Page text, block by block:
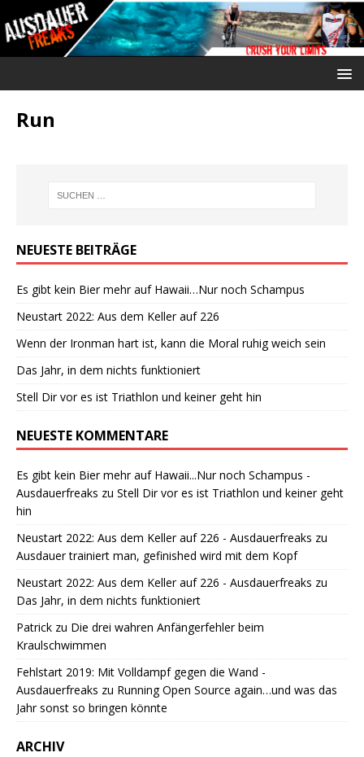
Run
NEUESTE BEITRÄGE
Es gibt kein Bier mehr auf Hawaii…Nur noch Schampus
Neustart 2022: Aus dem Keller auf 226
Wenn der Ironman hart ist, kann die Moral ruhig weich sein
Das Jahr, in dem nichts funktioniert
Stell Dir vor es ist Triathlon und keiner geht hin
NEUESTE KOMMENTARE
Es gibt kein Bier mehr auf Hawaii...Nur noch Schampus -
Ausdauerfreaks zu Stell Dir vor es ist Triathlon und keiner geht
hin
Neustart 2022: Aus dem Keller auf 226 - Ausdauerfreaks zu
Ausdauer trainiert man, gefinished wird mit dem Kopf
Neustart 2022: Aus dem Keller auf 226 - Ausdauerfreaks zu
Das Jahr, in dem nichts funktioniert
Patrick zu Die drei wahren Anfängerfehler beim
Kraulschwimmen
Fehlstart 2019: Mit Volldampf gegen die Wand -
Ausdauerfreaks zu Running Open Source again…und was das
Jahr sonst so bringen könnte
ARCHIV